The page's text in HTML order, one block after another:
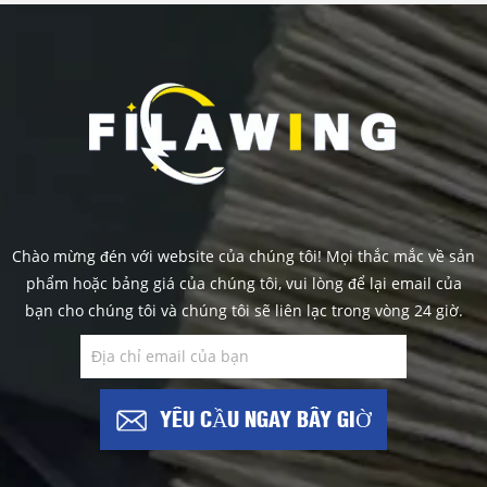
Chào mừng đén với website của chúng tôi! Mọi thắc mắc về sản
phẩm hoặc bảng giá của chúng tôi, vui lòng để lại email của
bạn cho chúng tôi và chúng tôi sẽ liên lạc trong vòng 24 giờ.
YÊU CẦU NGAY BÂY GIỜ